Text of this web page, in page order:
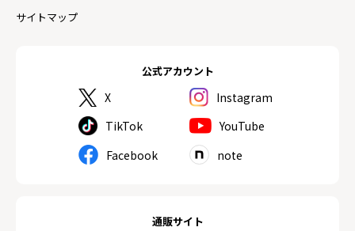
公式アカウント
X
Instagram
TikTok
YouTube
Facebook
note
通販サイト
サイトマップ